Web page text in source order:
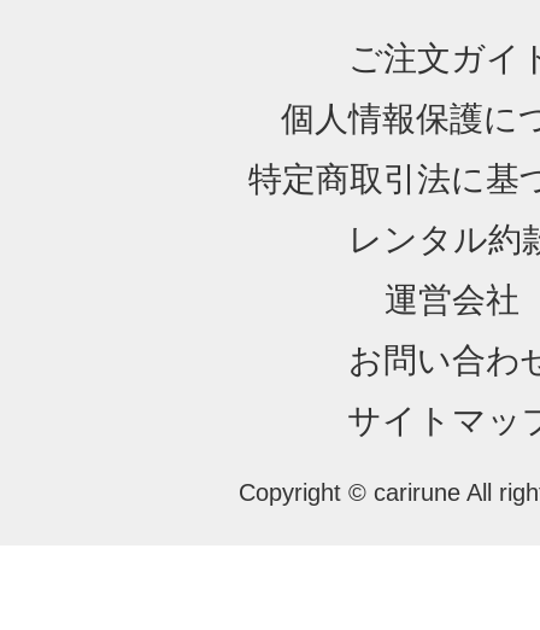
ご注文ガイ
個人情報保護に
特定商取引法に基
レンタル約
運営会社
お問い合わ
サイトマッ
Copyright © carirune All